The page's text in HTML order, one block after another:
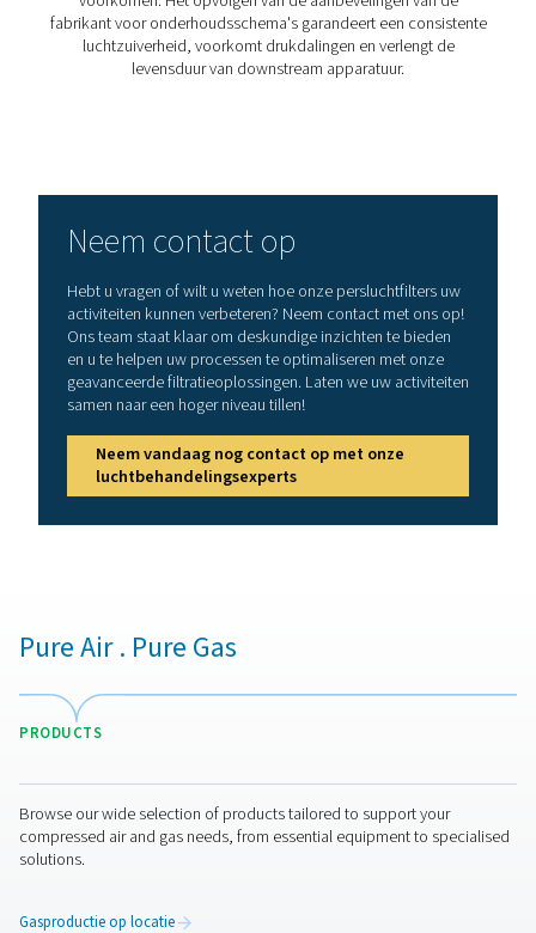
3. Beschermt eindproducten en apparatuur
Voorkomt verontreinigingen die de
machineprestaties in gevaar kunnen brengen.
apparatuur en minimaliseert kostbare
5. Verbetert de productie-efficiëntie en -
processen en gevoelige omgevingen.
De juiste procesfilter
farmaceutica omvat, is een steriel filter met
oliedampen en -geuren is een actief koolstoffilter
van cruciaal belang om de normen voor
ISO 8573-1en FDA- of GMP-voorschriften, in acht te
compliance te garanderen. Beoordeel bovendien het
nominale druk en de onderhoudsvereisten van uw